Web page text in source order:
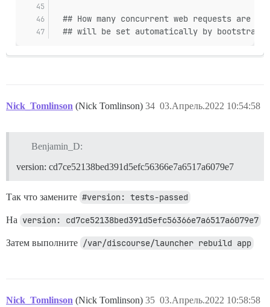
## How many concurrent web requests are
## will be set automatically by bootstrap
Nick_Tomlinson (Nick Tomlinson) 03.Апрель.2022 10:54:58
34
Benjamin_D:
version: cd7ce52138bed391d5efc56366e7a6517a6079e7
Так что замените #version: tests-passed
На version: cd7ce52138bed391d5efc56366e7a6517a6079e7
Затем выполните /var/discourse/launcher rebuild app
Nick_Tomlinson (Nick Tomlinson) 03.Апрель.2022 10:58:58
35